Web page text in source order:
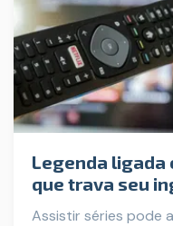
Legenda ligada
que trava seu
Assistir séries pode